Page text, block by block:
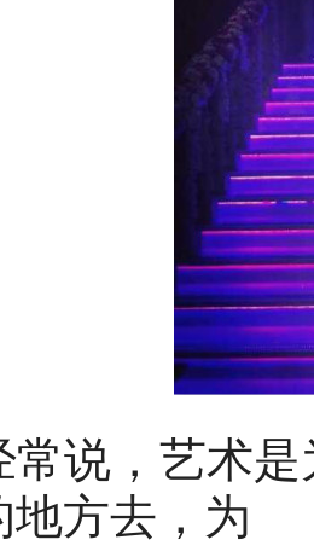
常说，艺术
地方去，为